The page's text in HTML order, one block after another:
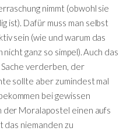
nimmt (obwohl sie
ist). Dafür muss man selbst
sein (wie und warum das
ganz so simpel). Auch das
verderben, der
sollte aber zumindest mal
bei gewissen
der Moralapostel einen aufs
das niemanden zu